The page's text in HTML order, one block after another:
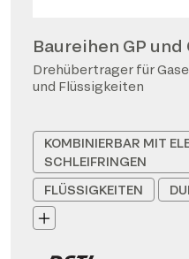
Baureihen GP und
Drehübertrager für Gase
und Flüssigkeiten
KOMBINIERBAR MIT
SCHLEIFRINGEN
FLÜSSIGKEITEN